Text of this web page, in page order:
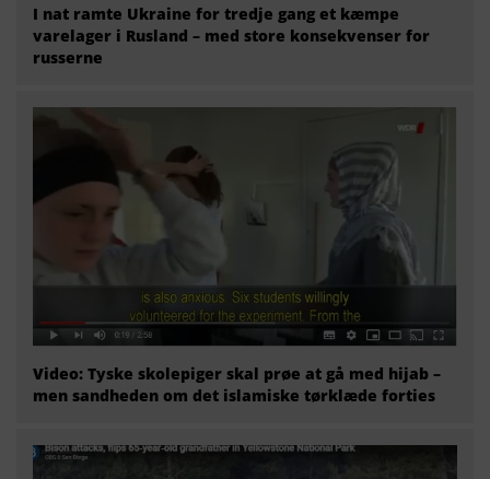
I nat ramte Ukraine for tredje gang et kæmpe
varelager i Rusland – med store konsekvenser for
russerne
Video: Tyske skolepiger skal prøe at gå med hijab –
men sandheden om det islamiske tørklæde forties